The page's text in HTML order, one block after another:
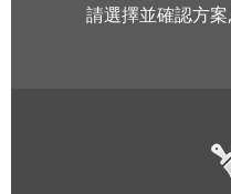
請選擇並確認方